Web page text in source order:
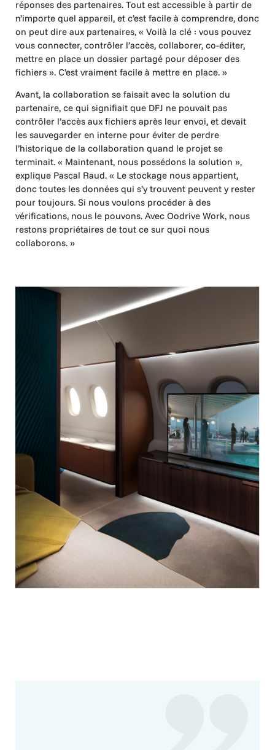
réponses des partenaires. Tout est accessible à partir de
n’importe quel appareil, et c’est facile à comprendre, donc
on peut dire aux partenaires, « Voilà la clé : vous pouvez
vous connecter, contrôler l’accès, collaborer, co-éditer,
mettre en place un dossier partagé pour déposer des
fichiers ». C’est vraiment facile à mettre en place. »
Avant, la collaboration se faisait avec la solution du
partenaire, ce qui signifiait que DFJ ne pouvait pas
contrôler l’accès aux fichiers après leur envoi, et devait
les sauvegarder en interne pour éviter de perdre
l’historique de la collaboration quand le projet se
terminait. « Maintenant, nous possédons la solution »,
explique Pascal Raud. « Le stockage nous appartient,
donc toutes les données qui s’y trouvent peuvent y rester
pour toujours. Si nous voulons procéder à des
vérifications, nous le pouvons. Avec Oodrive Work, nous
restons propriétaires de tout ce sur quoi nous
collaborons. »